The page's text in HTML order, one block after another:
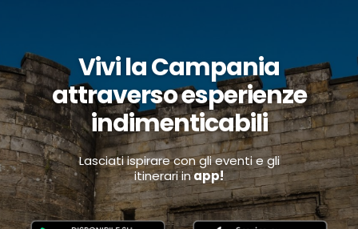
Vivi la Campania
attraverso esperienze
indimenticabili
Lasciati ispirare con gli eventi e gli
itinerari inapp!